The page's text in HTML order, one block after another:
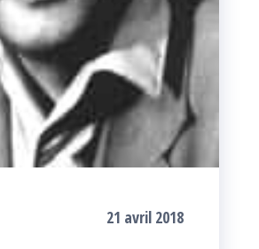
21 avril 2018